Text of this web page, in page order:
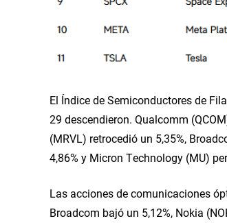
El Índice de Semiconductores de
29 descendieron. Qualcomm
(MRVL) retrocedió un 5,35%,
4,86% y Micron Technology (MU)
Las acciones de comunicaciones
Broadcom bajó un 5,12%, Nokia